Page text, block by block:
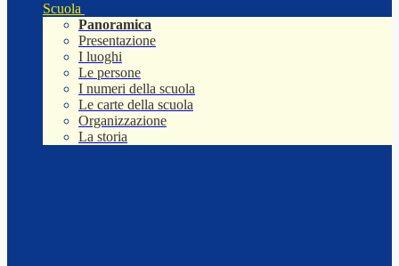
Scuola
Panoramica
Presentazione
I luoghi
Le persone
I numeri della scuola
Le carte della scuola
Organizzazione
La storia